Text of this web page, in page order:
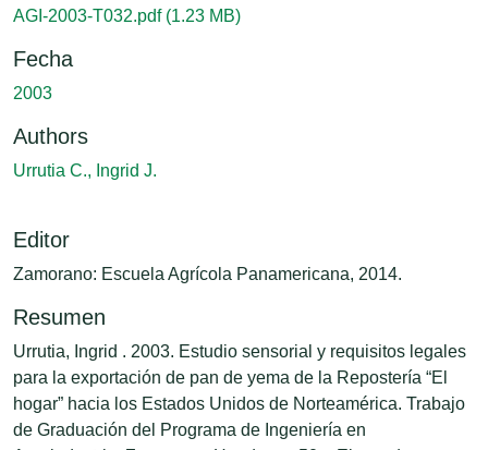
AGI-2003-T032.pdf (1.23 MB)
Fecha
2003
Authors
Urrutia C., Ingrid J.
Editor
Zamorano: Escuela Agrícola Panamericana, 2014.
Resumen
Urrutia, Ingrid . 2003. Estudio sensorial y requisitos legales
para la exportación de pan de yema de la Repostería “El
hogar” hacia los Estados Unidos de Norteamérica. Trabajo
de Graduación del Programa de Ingeniería en